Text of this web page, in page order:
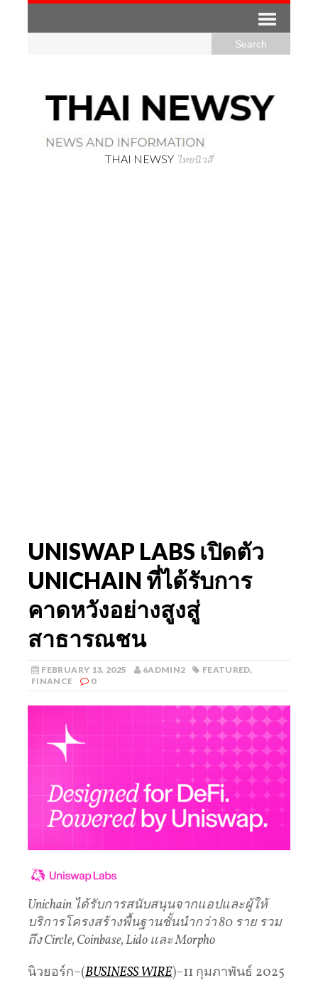
THAI NEWSY ไทยนิวสี่
UNISWAP LABS เปิดตัว
UNICHAIN ที่ได้รับการ
คาดหวังอย่างสูงสู่
สาธารณชน
FEBRUARY 13, 2025 6ADMIN2 FEATURED,
FINANCE
0
Unichain ได้รับการสนับสนุนจากแอปและผู้ให้
บริการโครงสร้างพื้นฐานชั้นนำกว่า 80 ราย รวม
ถึง Circle, Coinbase, Lido และ Morpho
นิวยอร์ก–(BUSINESS WIRE)–11 กุมภาพันธ์ 2025